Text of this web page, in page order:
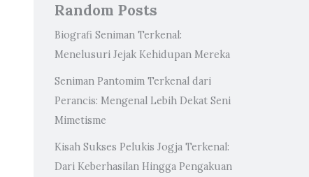
Random Posts
Biografi Seniman Terkenal:
Menelusuri Jejak Kehidupan Mereka
Seniman Pantomim Terkenal dari
Perancis: Mengenal Lebih Dekat Seni
Mimetisme
Kisah Sukses Pelukis Jogja Terkenal:
Dari Keberhasilan Hingga Pengakuan